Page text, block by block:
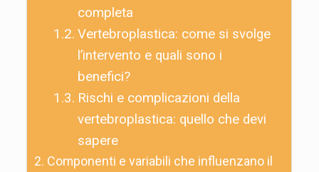
completa
Vertebroplastica: come si svolge
l’intervento e quali sono i
benefici?
Rischi e complicazioni della
vertebroplastica: quello che devi
sapere
Componenti e variabili che influenzano il